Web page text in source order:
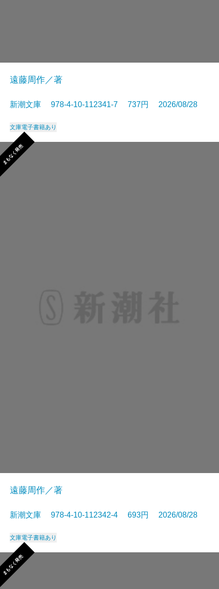
遠藤周作／著
新潮文庫 978-4-10-112341-7 737円 2026/08/28
文庫電子書籍あり
まもなく発売
遠藤周作／著
新潮文庫 978-4-10-112342-4 693円 2026/08/28
文庫電子書籍あり
まもなく発売